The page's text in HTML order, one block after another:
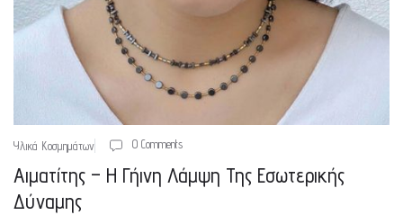
Υλικά Κοσμημάτων 0 Comments
Αιματίτης – Η Γήινη Λάμψη Της Εσωτερικής
Δύναμης